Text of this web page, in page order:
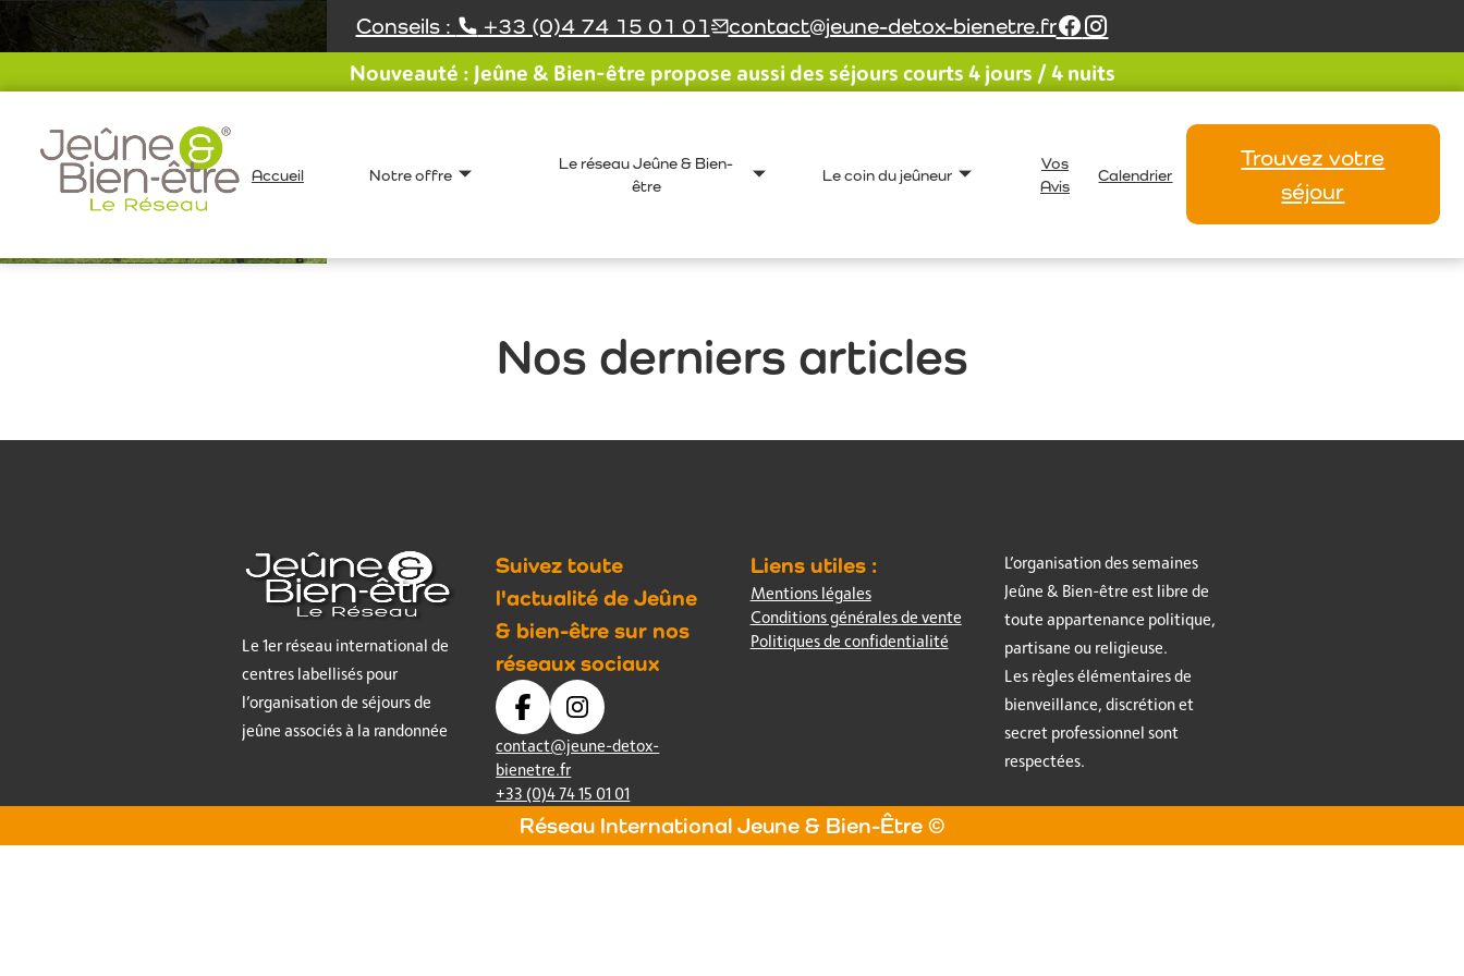
Aller
Conseils : +33 (0)4 74 15 01 01 contact@jeune-detox-bienetre.fr
Nouveauté : Jeûne & Bien-être propose aussi des séjours courts 4 jours / 4 nuits
Accueil Notre offre
Le réseau Jeûne & Bien-
être
Le coin du jeûneur
Vos
Avis
Calendrier
Trouvez votre
séjour
Nos derniers articles
Le 1er réseau international de
centres labellisés pour
l’organisation de séjours de
jeûne associés à la randonnée
Suivez toute
l'actualité de Jeûne
& bien-être sur nos
réseaux sociaux
contact@jeune-detox-
bienetre.fr
+33 (0)4 74 15 01 01
Liens utiles :
Mentions légales
Conditions générales de vente
Politiques de confidentialité
L’organisation des semaines
Jeûne & Bien-être est libre de
toute appartenance politique,
partisane ou religieuse.
Les règles élémentaires de
bienveillance, discrétion et
secret professionnel sont
respectées.
Réseau International Jeune & Bien-Être ©